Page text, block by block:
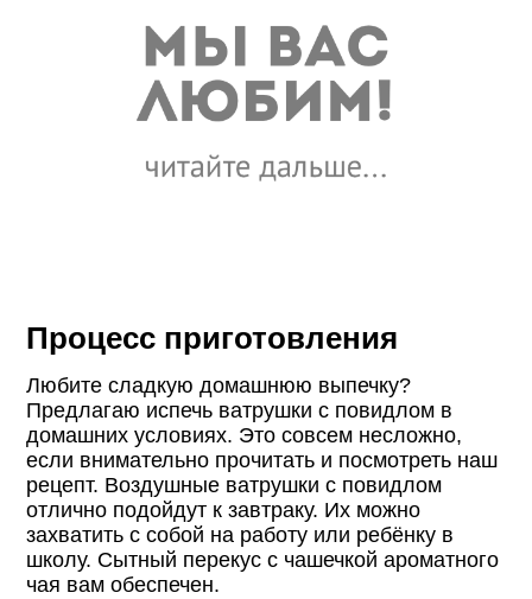
Процесс приготовления
Любите сладкую домашнюю выпечку?
Предлагаю испечь ватрушки с повидлом в
домашних условиях. Это совсем несложно,
если внимательно прочитать и посмотреть наш
рецепт. Воздушные ватрушки с повидлом
отлично подойдут к завтраку. Их можно
захватить с собой на работу или ребёнку в
школу. Сытный перекус с чашечкой ароматного
чая вам обеспечен.